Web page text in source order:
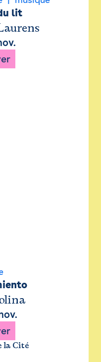
lit
la Cité